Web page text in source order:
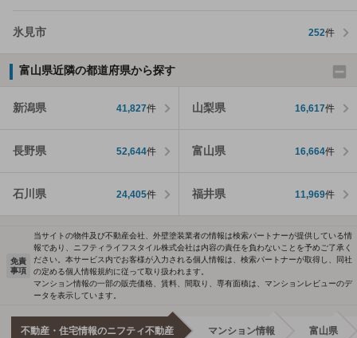
氷見市 252件
富山県近隣の都道府県から探す
新潟県 41,827件 山梨県 16,617件
長野県 52,644件 富山県 16,664件
石川県 24,405件 福井県 11,969件
免責
事項
当サイトの物件及び不動産会社、外壁塗装業者の情報は検索パートナーが提供している情
報であり、ニフティライフスタイル株式会社は内容の責任を負わないことを予めご了承く
ださい。本サービス内でお客様が入力される個人情報は、検索パートナーが取得し、同社
の定める個人情報規約に従って取り扱われます。
マンション情報の一部の販売価格、賃料、間取り、専有面積は、マンションレビューのデ
ータを表示しています。
不動産・住宅情報のニフティ不動産 マンション情報 富山県